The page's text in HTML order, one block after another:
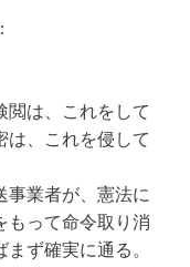
は、これをして
は、これを侵して
事業者が、憲法に
もって命令取り消
ず確実に通る。